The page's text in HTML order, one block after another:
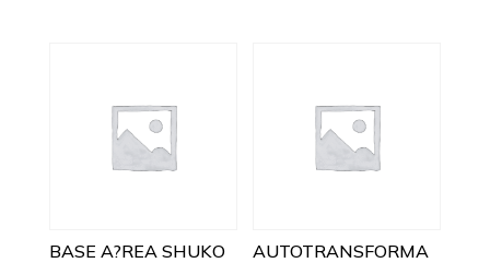
BASE A?REA SHUKO
AUTOTRANSFORMA